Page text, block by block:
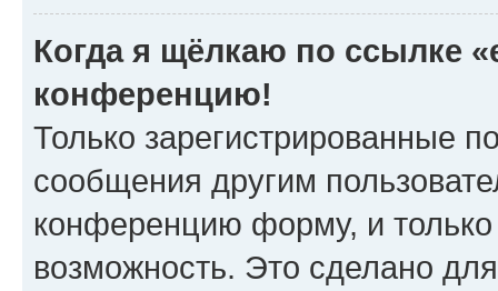
Когда я щёлкаю по ссылке
конференцию!
Только зарегистрированные
сообщения другим
конференцию форму, и
возможность. Это сделано